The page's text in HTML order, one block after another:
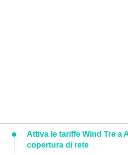
Attiva le tariffe Wind Tre a
copertura di rete